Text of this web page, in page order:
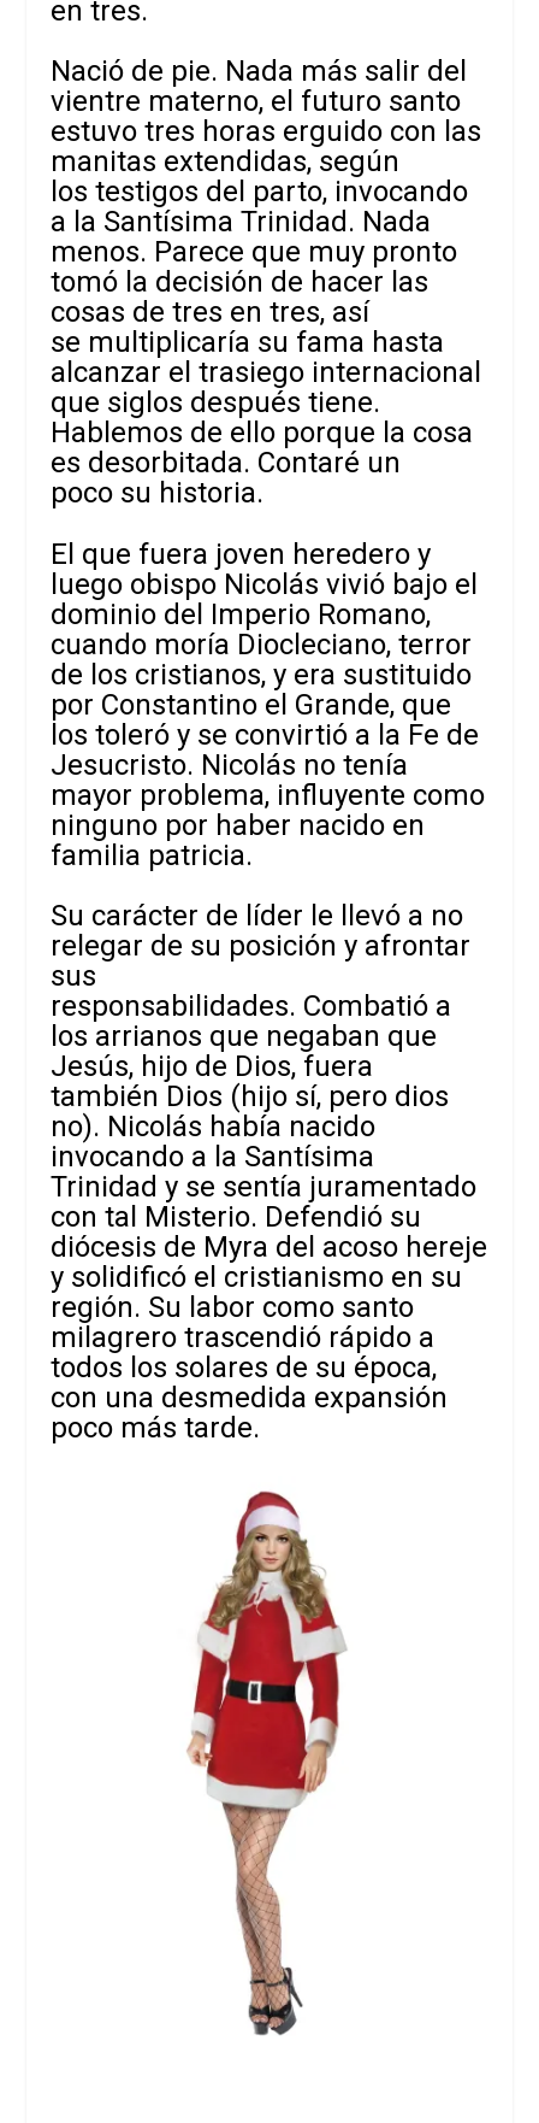
en tres.
Nació de pie. Nada más salir del
vientre materno, el futuro santo
estuvo tres horas erguido con las
manitas extendidas, según
los testigos del parto, invocando
a la Santísima Trinidad. Nada
menos. Parece que muy pronto
tomó la decisión de hacer las
cosas de tres en tres, así
se multiplicaría su fama hasta
alcanzar el trasiego internacional
que siglos después tiene.
Hablemos de ello porque la cosa
es desorbitada. Contaré un
poco su historia.
El que fuera joven heredero y
luego obispo Nicolás vivió bajo el
dominio del Imperio Romano,
cuando moría Diocleciano, terror
de los cristianos, y era sustituido
por Constantino el Grande, que
los toleró y se convirtió a la Fe de
Jesucristo. Nicolás no tenía
mayor problema, influyente como
ninguno por haber nacido en
familia patricia.
Su carácter de líder le llevó a no
relegar de su posición y afrontar
sus
responsabilidades. Combatió a
los arrianos que negaban que
Jesús, hijo de Dios, fuera
también Dios (hijo sí, pero dios
no). Nicolás había nacido
invocando a la Santísima
Trinidad y se sentía juramentado
con tal Misterio. Defendió su
diócesis de Myra del acoso hereje
y solidificó el cristianismo en su
región. Su labor como santo
milagrero trascendió rápido a
todos los solares de su época,
con una desmedida expansión
poco más tarde.